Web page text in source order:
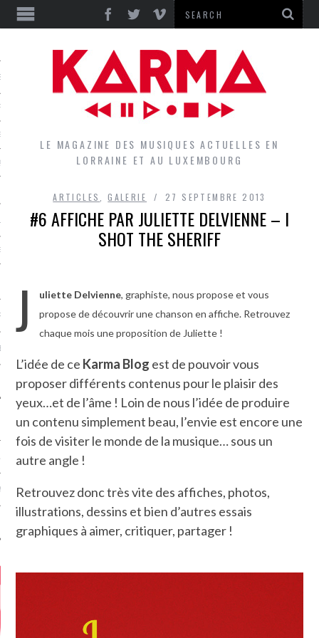
GROUPES DU LOCAL
LE MAGAZINE DES MUSIQUES ACTUELLES EN
LORRAINE ET AU LUXEMBOURG
ARTICLES ,GALERIE 27 SEPTEMBRE 2013
#6 AFFICHE PAR JULIETTE DELVIENNE – I
SHOT THE SHERIFF
J uliette Delvienne, graphiste, nous propose et vous
propose de découvrir une chanson en affiche. Retrouvez
chaque mois une proposition de Juliette !
L’idée de ce Karma Blog est de pouvoir vous
proposer différents contenus pour le plaisir des
yeux…et de l’âme ! Loin de nous l’idée de produire
un contenu simplement beau, l’envie est encore une
fois de visiter le monde de la musique… sous un
autre angle !
Retrouvez donc très vite des affiches, photos,
illustrations, dessins et bien d’autres essais
graphiques à aimer, critiquer, partager !